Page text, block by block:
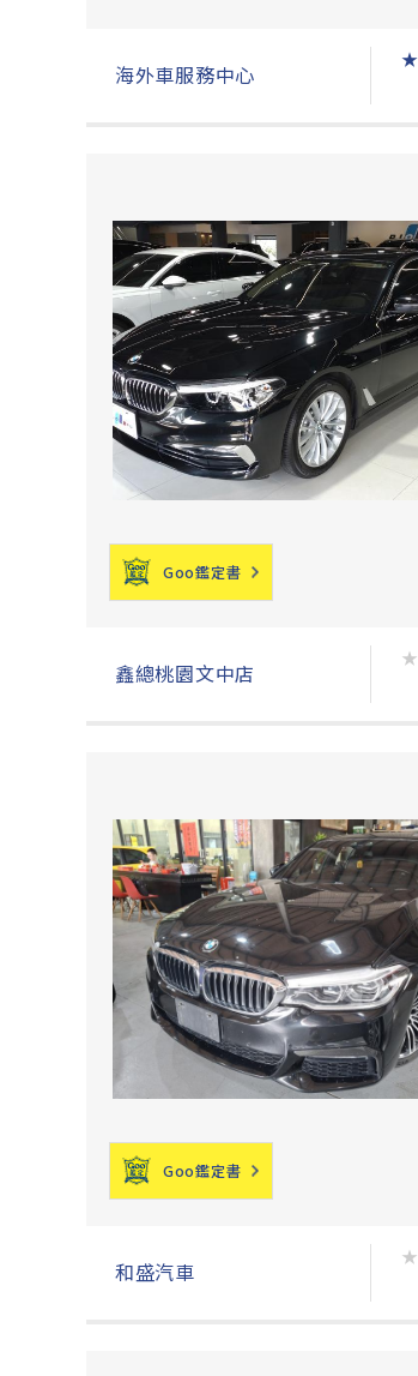
海外車服務中心
★
Goo鑑定書
鑫總桃園文中店
★
Goo鑑定書
和盛汽車
★